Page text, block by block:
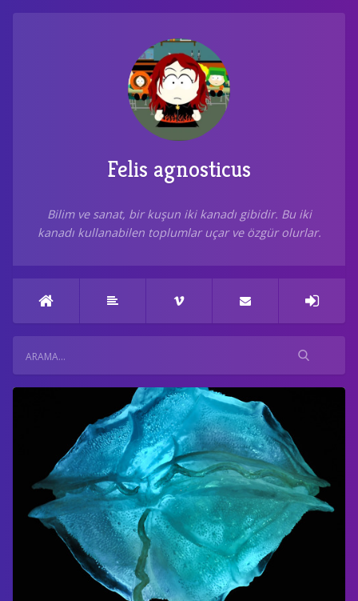
Felis agnosticus
Bilim ve sanat, bir kuşun iki kanadı gibidir. Bu iki
kanadı kullanabilen toplumlar uçar ve özgür olurlar.